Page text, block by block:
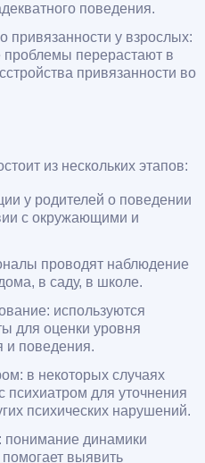
поведения.
привязанности у взрослых:
проблемы перерастают в
привязанности во
из нескольких этапов:
у родителей о поведении
с окружающими и
проводят наблюдение
в саду, в школе.
используются
для оценки уровня
и поведения.
в некоторых случаях
психиатром для уточнения
психических нарушений.
динамики
выявить